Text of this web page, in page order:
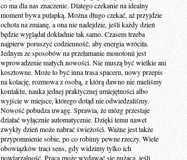
co ma dla nas znaczenie. Dlatego czekanie na idealny
moment bywa pułapką. Można długo czekać, aż przyjdzie
ochota na zmianę, a ona nie nadejdzie, jeśli każdy dzień
będzie wyglądał dokładnie tak samo. Czasem trzeba
najpierw poruszyć codzienność, aby energia wróciła.
Jednym ze sposobów na przełamanie monotonii jest
wprowadzenie małych nowości. Nie muszą być wielkie ani
kosztowne. Może to być inna trasa spaceru, nowy przepis
na kolację, rozmowa z osobą, z którą dawno nie mieliśmy
kontaktu, nauka jednej praktycznej umiejętności albo
wyjście w miejsce, którego dotąd nie odwiedzaliśmy.
Nowość pobudza uwagę. Sprawia, że mózg przestaje
działać wyłącznie automatycznie. Dzięki temu nawet
zwykły dzień może nabrać świeżości. Ważne jest także
przypomnienie sobie, po co robimy pewne rzeczy. Wiele
obowiązków traci sens, gdy widzimy tylko ich
powtarzalność. Praca może wydawać się nużąca, jeśli